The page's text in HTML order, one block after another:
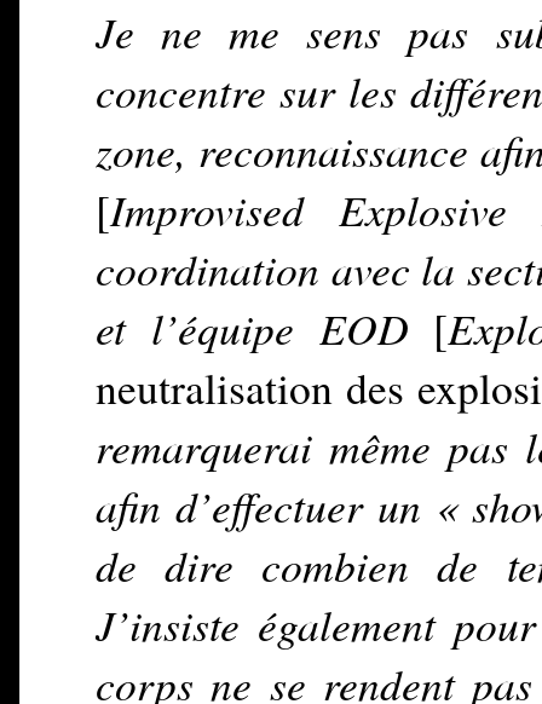
Je ne me sens pas
concentre sur les
zone, reconnaissance
[Improvised Explosive
coordination avec la
et l’équipe EOD [
neutralisation des
remarquerai même pas
afin d’effectuer un «
de dire combien de
J’insiste également
corps ne se rendent